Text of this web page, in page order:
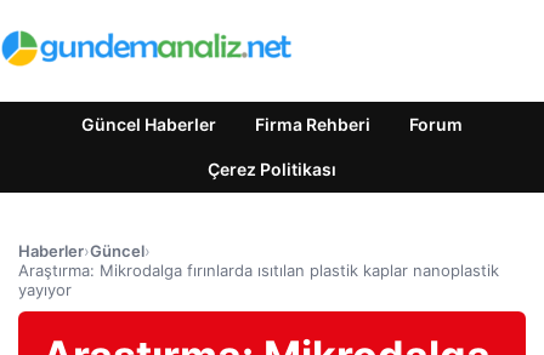
Güncel Haberler Firma Rehberi Forum
Çerez Politikası
Haberler›Güncel›
Araştırma: Mikrodalga fırınlarda ısıtılan plastik kaplar nanoplastik
yayıyor